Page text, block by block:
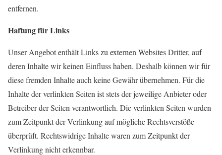
entfernen.
Haftung für Links
Unser Angebot enthält Links zu externen Websites Dritter, auf
deren Inhalte wir keinen Einfluss haben. Deshalb können wir für
diese fremden Inhalte auch keine Gewähr übernehmen. Für die
Inhalte der verlinkten Seiten ist stets der jeweilige Anbieter oder
Betreiber der Seiten verantwortlich. Die verlinkten Seiten wurden
zum Zeitpunkt der Verlinkung auf mögliche Rechtsverstöße
überprüft. Rechtswidrige Inhalte waren zum Zeitpunkt der
Verlinkung nicht erkennbar.